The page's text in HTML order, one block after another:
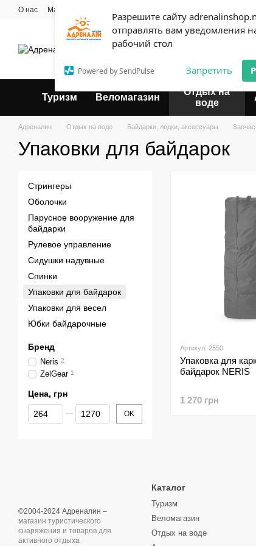
Разрешите сайту
отправлять вам уведомления
рабочий стол
Powered by SendPulse Запретить
Перейти к основному контенту
О нас Мастерская
Пользовательское соглашение
Эксперт твоего отдыха
Туризм Веломагазин
Отдых на
воде
Адреналин Отдых на воде Байдарки, лодки, аксессуары
Упаковки для байдарок
Артикул: 2550
Упаковка для
байдарок NERIS
1 270 грн
Стрингеры
Оболочки
Парусное вооружение для
байдарки
Рулевое управление
Сидушки надувные
Спинки
Упаковки для байдарок
Упаковки для весел
Юбки байдарочные
Бренд
Neris 2
ZelGear 1
Цена, грн
От Цена, грн
До Цена, грн OK
©2004-2024 Адреналин –
магазин туристического
снаряжения и товаров для
активного отдыха
Каталог
Туризм
Веломагазин
Отдых на воде